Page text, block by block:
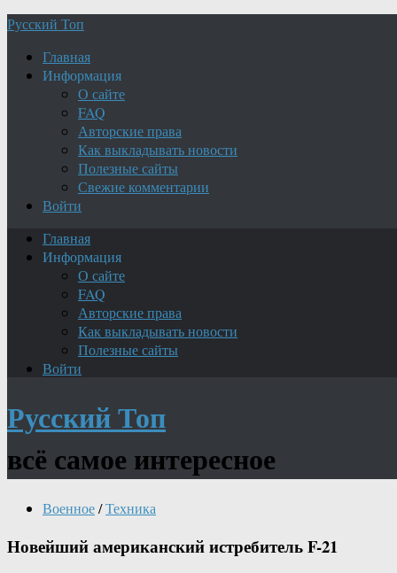
Русский Топ
Главная
Информация
О сайте
FAQ
Авторские права
Как выкладывать новости
Полезные сайты
Свежие комментарии
Войти
Главная
Информация
О сайте
FAQ
Авторские права
Как выкладывать новости
Полезные сайты
Войти
Русский Топ
всё самое интересное
Военное/Техника
Новейший американский истребитель F-21